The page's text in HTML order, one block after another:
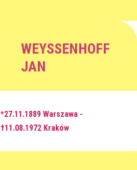
WEYSSENHOFF
JAN
*27.11.1889 Warszawa -
†11.08.1972 Kraków